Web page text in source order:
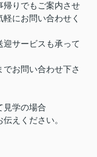
帰りでもご案内させ
にお問い合わせく
迎サービスも承って
お問い合わせ下さ
見学の場合
えください。